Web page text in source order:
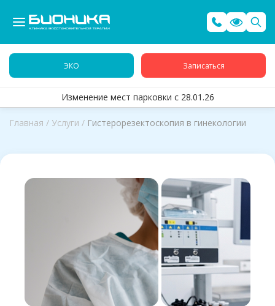
ЭКО Записаться
Изменение мест парковки с 28.01.26
Главная / Услуги / Гистерорезектоскопия в гинекологии